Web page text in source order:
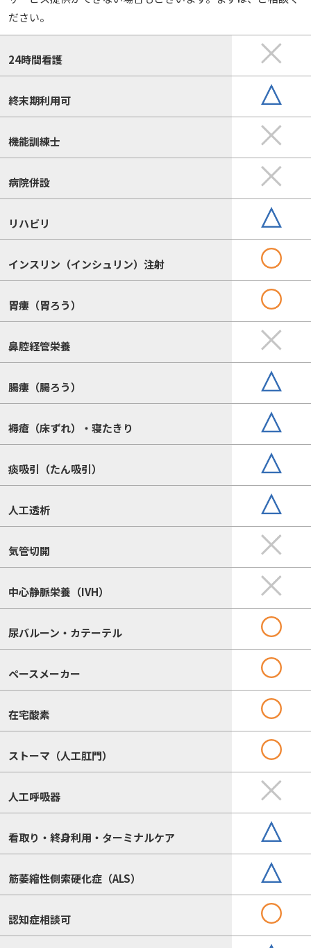
ださい。
24時間看護
終末期利用可
機能訓練士
病院併設
リハビリ
インスリン（インシュリン）注射
胃瘻（胃ろう）
鼻腔経管栄養
腸瘻（腸ろう）
褥瘡（床ずれ）・寝たきり
痰吸引（たん吸引）
人工透析
気管切開
中心静脈栄養（IVH）
尿バルーン・カテーテル
ペースメーカー
在宅酸素
ストーマ（人工肛門）
人工呼吸器
看取り・終身利用・ターミナルケア
筋萎縮性側索硬化症（ALS）
認知症相談可